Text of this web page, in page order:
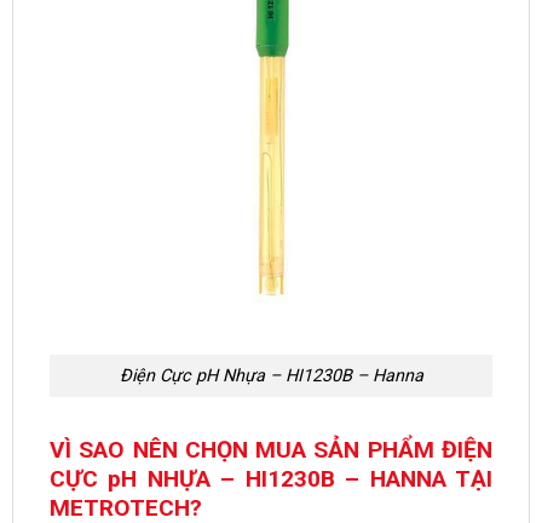
Điện Cực pH Nhựa – HI1230B – Hanna
VÌ SAO NÊN CHỌN MUA SẢN PHẨM ĐIỆN
CỰC pH NHỰA – HI1230B – HANNA TẠI
METROTECH?